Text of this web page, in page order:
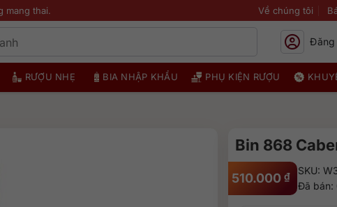
mang thai. Về chúng tôi
Đăng
RƯỢU NHẸ BIA NHẬP KHẨU PHỤ KIỆN RƯỢU
Bin 868
510.000 ₫ SKU:
Đã bán: